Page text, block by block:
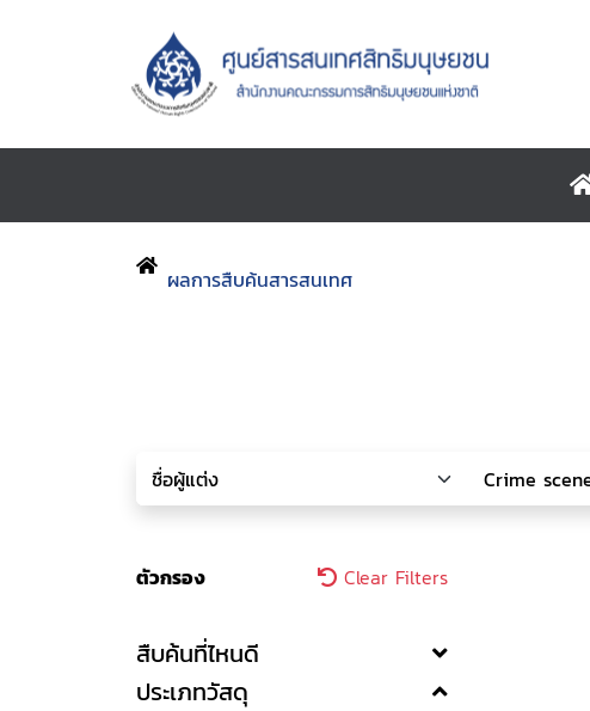
ผลการสืบค้นสารสนเทศ
ตัวกรอง Clear Filters
สืบค้นที่ไหนดี
ประเภทวัสดุ